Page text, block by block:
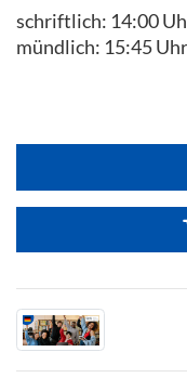
schriftlich: 14:00
mündlich: 15:45 Uhr